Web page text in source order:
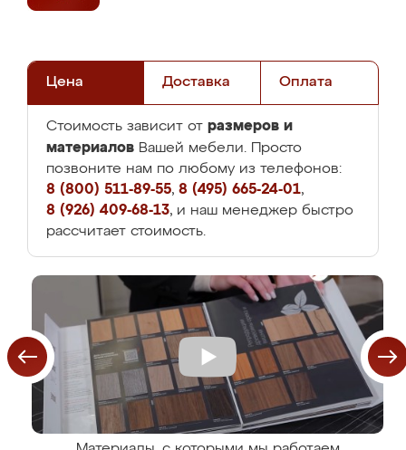
Цена Доставка Оплата
Стоимость зависит от размеров и
материалов Вашей мебели. Просто
позвоните нам по любому из телефонов:
8 (800) 511-89-55, 8 (495) 665-24-01,
8 (926) 409-68-13, и наш менеджер быстро
рассчитает стоимость.